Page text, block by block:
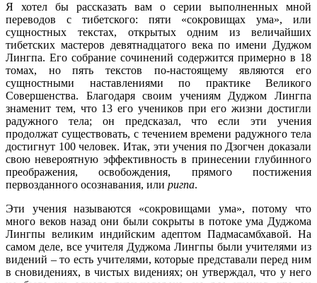
Я хотел бы рассказать вам о серии выполненных мной
переводов с тибетского: пяти «сокровищах ума», или
сущностных текстах, открытых одним из величайших
тибетских мастеров девятнадцатого века по имени Дуджом
Лингпа. Его собрание сочинений содержится примерно в 18
томах, но пять текстов по-настоящему являются его
сущностными наставлениями по практике Великого
Совершенства. Благодаря своим учениям Дуджом Лингпа
знаменит тем, что 13 его учеников при его жизни достигли
радужного тела; он предсказал, что если эти учения
продолжат существовать, с течением времени радужного тела
достигнут 100 человек. Итак, эти учения по Дзогчен доказали
свою невероятную эффективность в принесении глубинного
преображения, освобождения, прямого постижения
первозданного осознавания, или ригпа.
Эти учения называются «сокровищами ума», потому что
много веков назад они были сокрыты в потоке ума Дуджома
Лингпы великим индийским адептом Падмасамбхавой. На
самом деле, все учителя Дуджома Лингпы были учителями из
видений – то есть учителями, которые представали перед ним
в сновидениях, в чистых видениях; он утверждал, что у него